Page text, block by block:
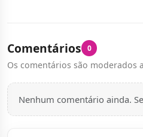
Comentários 0
Os comentários são moderados
Nenhum comentário ainda.